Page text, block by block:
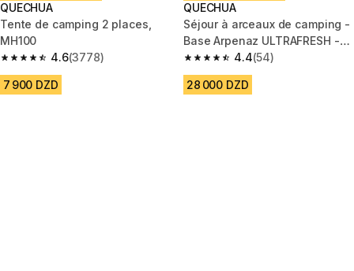
QUECHUA
Tente de camping 2 places,
MH100
4.6
4.6 out of 5 stars from 3778 reviews
(3778)
7 900 DZD
QUECHUA
Séjour à arceaux de camping -
Base Arpenaz ULTRAFRESH -
10 Personnes
4.4
4.4 out of 5 stars from 54
(54)
28 000 DZD